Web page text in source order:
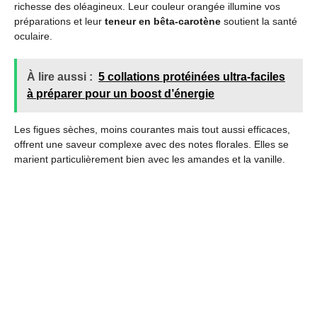
richesse des oléagineux. Leur couleur orangée illumine vos
préparations et leur teneur en bêta-carotène soutient la santé
oculaire.
À lire aussi : 5 collations protéinées ultra-faciles
à préparer pour un boost d’énergie
Les figues sèches, moins courantes mais tout aussi efficaces,
offrent une saveur complexe avec des notes florales. Elles se
marient particulièrement bien avec les amandes et la vanille.